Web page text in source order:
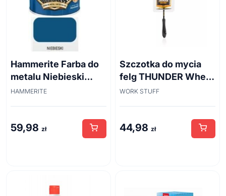
Hammerite Farba do
metalu Niebieski
połysk 0,7 l
HAMMERITE
59,98 zł
Szczotka do mycia
felg THUNDER Wheel
Brush 45cm
WORK STUFF
44,98 zł